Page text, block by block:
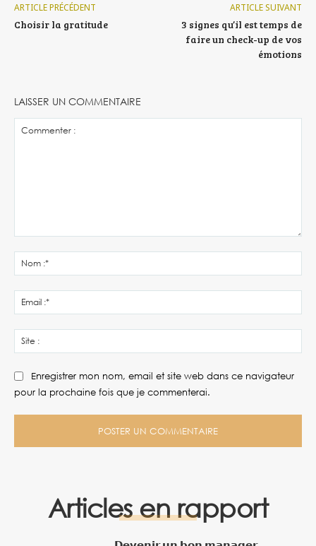
ARTICLE PRÉCÉDENT
Choisir la gratitude
ARTICLE SUIVANT
3 signes qu’il est temps de
faire un check-up de vos
émotions
LAISSER UN COMMENTAIRE
Enregistrer mon nom, email et site web dans ce navigateur
pour la prochaine fois que je commenterai.
Articles en rapport